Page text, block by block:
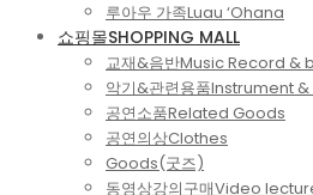
루아우 가족Luau ‘Ohana
쇼핑몰SHOPPING MALL
교재&음반Music Record &
악기&관련용품Instrument
공연소품Related Goods
공연의상Clothes
Goods(굿즈)
동영상강의구매Video